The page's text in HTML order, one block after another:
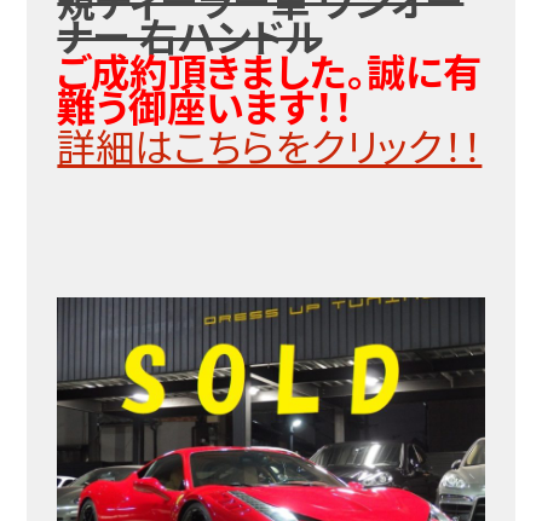
ナー 右ハンドル
ご成約頂きました。誠に有
難う御座います！！
詳細はこちらをクリック！！